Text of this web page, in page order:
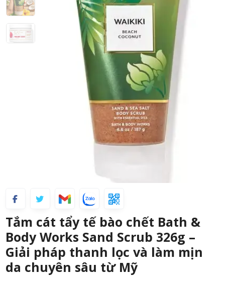
Tắm cát tẩy tế bào chết Bath &
Body Works Sand Scrub 326g –
Giải pháp thanh lọc và làm mịn
da chuyên sâu từ Mỹ